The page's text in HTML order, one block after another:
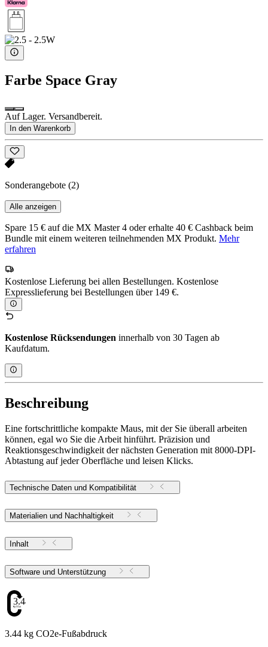
Farbe Space Gray
Auf Lager. Versandbereit.
In den Warenkorb
Sonderangebote (2)
Alle anzeigen
Spare 15 € auf die MX Master 4 oder erhalte 40 € Cashback beim
Bundle mit einem weiteren teilnehmenden MX Produkt. Mehr
erfahren
Kostenlose Lieferung bei allen Bestellungen. Kostenlose
Expresslieferung bei Bestellungen über 149 €.
Kostenlose Rücksendungen innerhalb von 30 Tagen ab
Kaufdatum.
Beschreibung
Eine fortschrittliche kompakte Maus, mit der Sie überall arbeiten
können, egal wo Sie die Arbeit hinführt. Präzision und
Reaktionsgeschwindigkeit der nächsten Generation mit 8000-DPI-
Abtastung auf jeder Oberfläche und leisen Klicks.
Technische Daten und Kompatibilität
Materialien und Nachhaltigkeit
Inhalt
Software und Unterstützung
3.44
3.44 kg CO2e-Fußabdruck